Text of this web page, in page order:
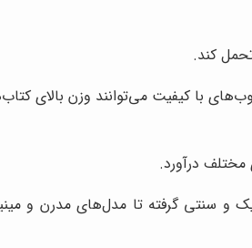
کند.
با کیفیت می‌توانند وزن بالای
درآورد.
و سنتی گرفته تا مدل‌های مدرن و